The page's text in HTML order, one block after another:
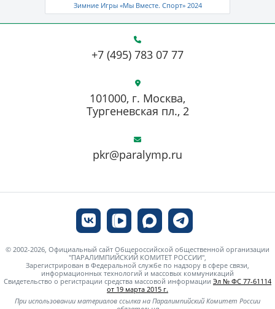
Зимние Игры «Мы Вместе. Спорт» 2024
+7 (495) 783 07 77
pkr@paralymp.ru
101000, г. Москва,
Тургеневская пл., 2
© 2002-2026, Официальный сайт Общероссийской общественной организации
"ПАРАЛИМПИЙСКИЙ КОМИТЕТ РОССИИ",
Зарегистрирован в Федеральной службе по надзору в сфере связи,
информационных технологий и массовых коммуникаций
Свидетельство о регистрации средства массовой информации Эл № ФС 77-61114
от 19 марта 2015 г.
При использовании материалов ссылка на Паралимпийский Комитет России